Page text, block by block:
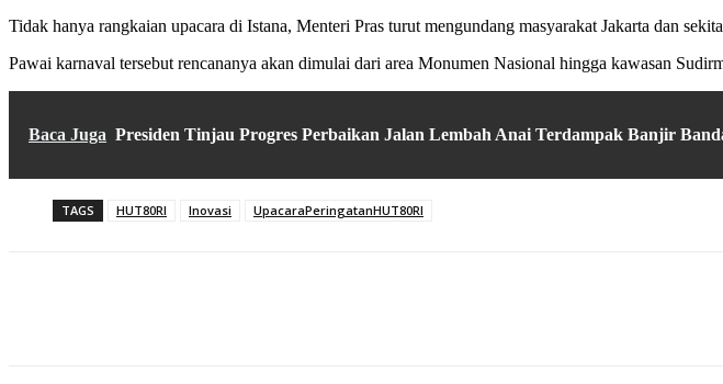
Tidak hanya rangkaian upacara di Istana, Menteri Pras turut mengundang masyarakat Jakarta dan
Pawai karnaval tersebut rencananya akan dimulai dari area Monumen Nasional hingga kawasan
Baca Juga Presiden Tinjau Progres Perbaikan Jalan Lembah Anai Terdampak Banjir
TAGS HUT80RI Inovasi UpacaraPeringatanHUT80RI